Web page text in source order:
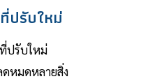
ปรับใหม่
ปรับใหม่
ดหมดหลายสิ่ง